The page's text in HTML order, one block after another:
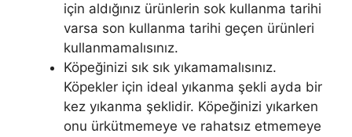
için aldığınız ürünlerin sok kullanma tarihi
varsa son kullanma tarihi geçen ürünleri
kullanmamalısınız.
Köpeğinizi sık sık yıkamamalısınız.
Köpekler için ideal yıkanma şekli ayda bir
kez yıkanma şeklidir. Köpeğinizi yıkarken
onu ürkütmemeye ve rahatsız etmemeye